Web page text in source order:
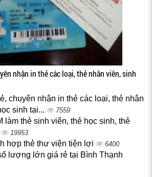
nhận in thẻ các loại, thẻ nhân viên, sinh
chuyên nhận in thẻ các loại, thẻ nhân
sinh tại...
7559
làm thẻ sinh viên, thẻ học sinh, thẻ
19953
hợp thẻ thư viện tiện lợi 6400
lượng lớn giá rẻ tại Bình Thạnh